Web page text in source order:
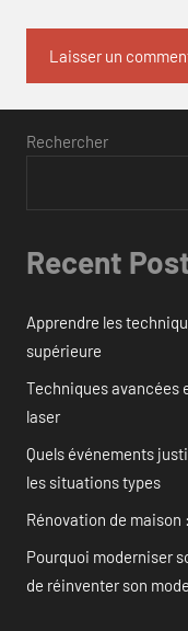
Rechercher
Recent
Apprendre les
supérieure
Techniques avancées
laser
Quels événements
les situations types
Rénovation de
Pourquoi moderniser
de réinventer son